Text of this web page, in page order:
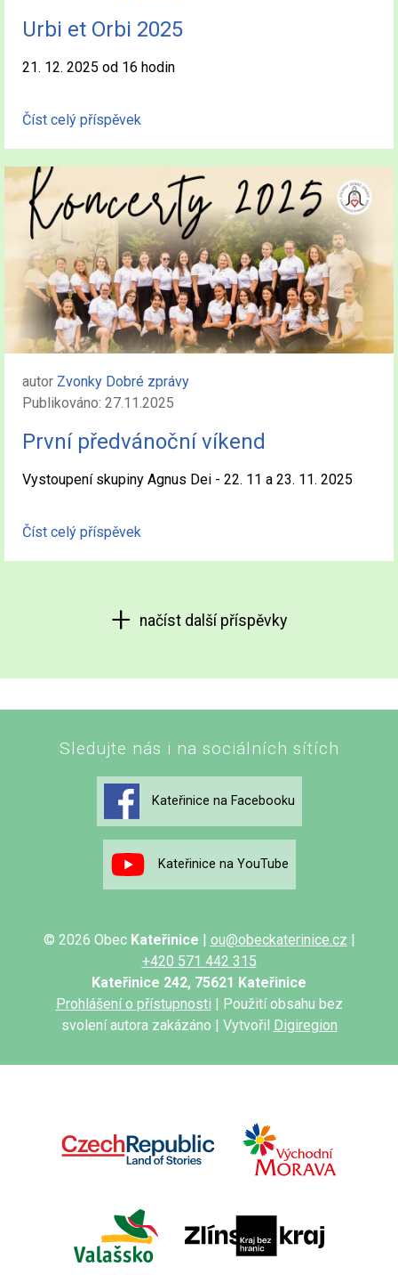
Urbi et Orbi 2025
21. 12. 2025 od 16 hodin
Číst celý příspěvek
autor Zvonky Dobré zprávy
Publikováno: 27.11.2025
První předvánoční víkend
Vystoupení skupiny Agnus Dei - 22. 11 a 23. 11. 2025
Číst celý příspěvek
načíst další příspěvky
Sledujte nás i na sociálních sítích
Kateřinice na Facebooku
Kateřinice na YouTube
© 2026 Obec Kateřinice | ou@obeckaterinice.cz |
+420 571 442 315
Kateřinice 242, 75621 Kateřinice
Prohlášení o přístupnosti | Použití obsahu bez
svolení autora zakázáno | Vytvořil Digiregion